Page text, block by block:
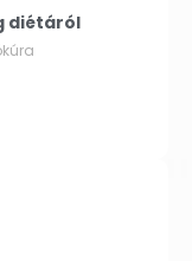
diétáról